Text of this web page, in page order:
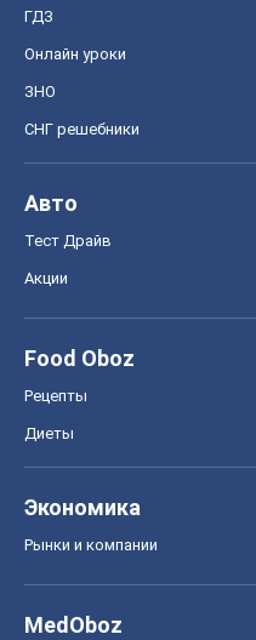
ГДЗ
Онлайн уроки
ЗНО
СНГ решебники
Авто
Тест Драйв
Акции
Food Oboz
Рецепты
Диеты
Экономика
Рынки и компании
MedOboz